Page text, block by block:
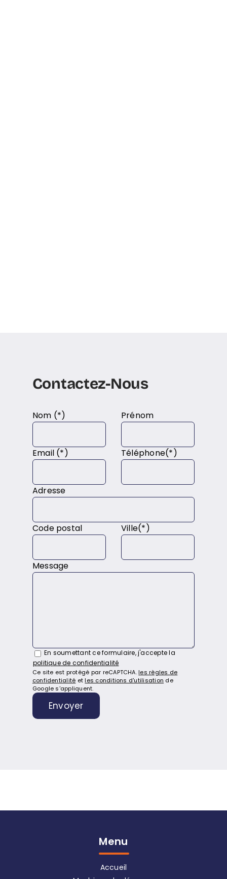
Contactez-Nous
Nom (*) Prénom
Email (*) Téléphone(*)
Adresse
Code postal Ville(*)
Message
En soumettant ce formulaire, j'accepte la
politique de confidentialité
Ce site est protégé par reCAPTCHA. les règles de
confidentialité et les conditions d'utilisation de
Google s'appliquent.
Menu
Accueil